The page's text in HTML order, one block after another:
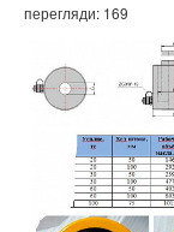
перегляди: 169